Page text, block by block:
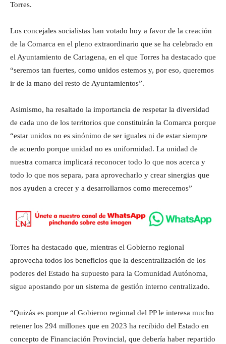
Torres.
Los concejales socialistas han votado hoy a favor de la creación
de la Comarca en el pleno extraordinario que se ha celebrado en
el Ayuntamiento de Cartagena, en el que Torres ha destacado que
“seremos tan fuertes, como unidos estemos y, por eso, queremos
ir de la mano del resto de Ayuntamientos”.
Asimismo, ha resaltado la importancia de respetar la diversidad
de cada uno de los territorios que constituirán la Comarca porque
“estar unidos no es sinónimo de ser iguales ni de estar siempre
de acuerdo porque unidad no es uniformidad. La unidad de
nuestra comarca implicará reconocer todo lo que nos acerca y
todo lo que nos separa, para aprovecharlo y crear sinergias que
nos ayuden a crecer y a desarrollarnos como merecemos”
Torres ha destacado que, mientras el Gobierno regional
aprovecha todos los beneficios que la descentralización de los
poderes del Estado ha supuesto para la Comunidad Autónoma,
sigue apostando por un sistema de gestión interno centralizado.
“Quizás es porque al Gobierno regional del PP le interesa mucho
retener los 294 millones que en 2023 ha recibido del Estado en
concepto de Financiación Provincial, que debería haber repartido